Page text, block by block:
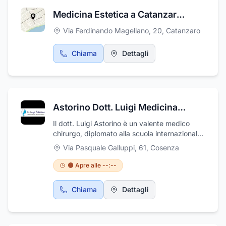
trattamenti anticellulite, radiofrequenza,
trattamenti per l'adiposità localizzata ed
elettroporazione. Prenotate la vostra visita, il
centro si trova a Prato in via Bologna 85, tel.
0574 475468, 339 1100170.
Medicina Estetica a Catanzaro - Dr.ssa Paola Conforto
Via Ferdinando Magellano, 20, Catanzaro
Chiama Dettagli
Astorino Dott. Luigi Medicina Estetica e Metodica Trap
Il dott. Luigi Astorino è un valente medico
chirurgo, diplomato alla scuola internazionale
di medicina estetica di Roma, prof Bartoletti,
con lode. Esegue i seguenti trattamenti di
medicina estetica: filler labbra, zigomi, profilo
mandibolare, rino filler, bio stimolazione viso,
collo e decolletè; inoltre filler occhiaie, botox e
peeling viso, collo e decolletè. Inoltre, medico
(fleboterapia rigenerativa tridimensionale
Via Pasquale Galluppi, 61, Cosenza
🟠 Apre alle --:--
Chiama Dettagli